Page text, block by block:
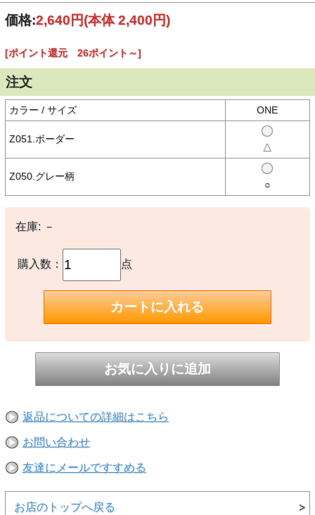
プレゼントにも大人気、キュートな赤ちゃん用スタイ(ビブ)
す。
ブービーバードをモチーフにしたスタイで、とぼけたお顔にちょこん
とついた羽と赤い足が愛くるしさ抜群。 スナップボタンで取り付
け・取り外しも簡単。
コーディネートのプラスワンとしてもぴったりで、出産祝いにも最
適。
○本体：コットン100％
○中国製
【備考】
※撮影時の環境やご使用のPCモニター等の環境により実際の色味と
多少異なる場合があります。
※当店取扱い商品は一部店頭在庫と共有をしております。
ご注文時に「在庫あり」の表示でも、実際は売り違いにより欠品が発
生し、やむをえずご注文をキャンセルさせていただく場合がございま
す。完売や欠品の場合は大変ご迷惑をおかけしますが、予めご了承の
うえ注文いただきますようお願い申し上げます。
価格:2,640円(本体 2,400円)
[ポイント還元 26ポイント～]
注文
カラー / サイズ ONE
Z051.ボーダー
△
Z050.グレー柄
○
在庫: －
購入数： 点
返品についての詳細はこちら
お問い合わせ
友達にメールですすめる
お店のトップへ戻る